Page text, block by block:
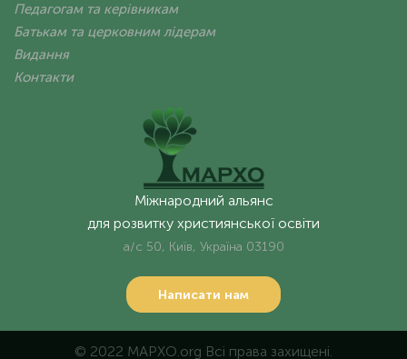
Педагогам та керівникам
Батькам та церковним лідерам
Видання
Контакти
Міжнародний альянс
для розвитку християнської освіти
а/с 50, Київ, Україна 03190
Написати нам
© 2022 MAPXO.org Всі права захищені.